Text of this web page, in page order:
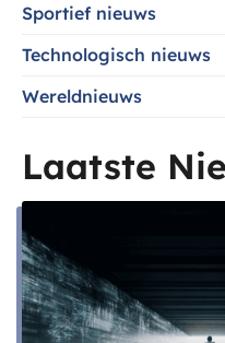
Sportief nieuws
Technologisch nieuws
Wereldnieuws
Laatste